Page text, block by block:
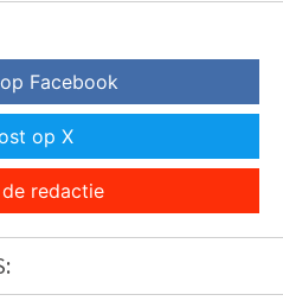
Facebook
op X
redactie